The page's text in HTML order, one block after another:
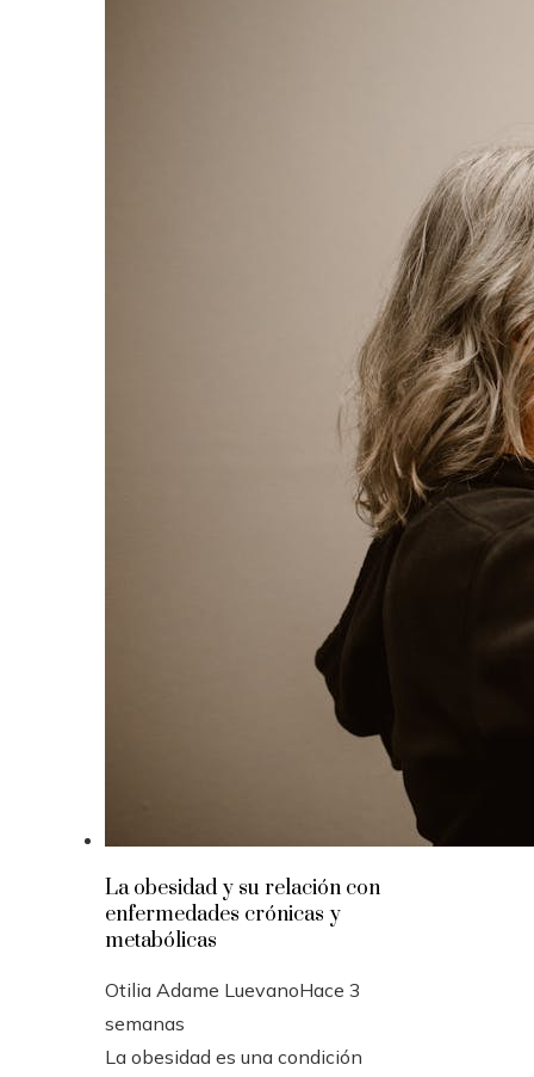
La obesidad y su relación con
enfermedades crónicas y
metabólicas
Otilia Adame LuevanoHace 3
semanas
La obesidad es una condición